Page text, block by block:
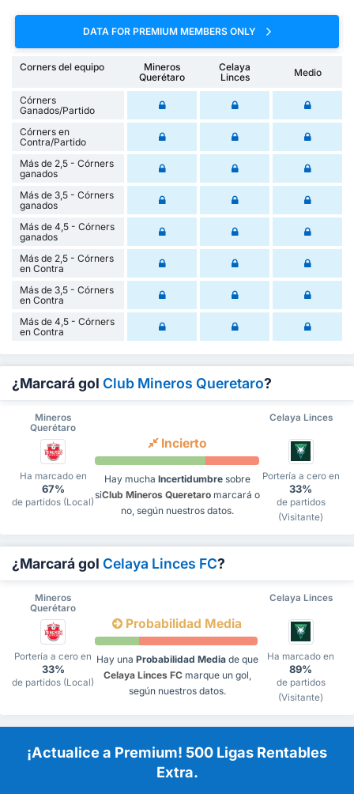
DATA FOR PREMIUM MEMBERS ONLY
Corners del equipo
Mineros
Querétaro
Celaya
Linces
Medio
Córners
Ganados/Partido
Córners en
Contra/Partido
Más de 2,5 - Córners
ganados
Más de 3,5 - Córners
ganados
Más de 4,5 - Córners
ganados
Más de 2,5 - Córners
en Contra
Más de 3,5 - Córners
en Contra
Más de 4,5 - Córners
en Contra
¿Marcará gol Club Mineros Queretaro?
Mineros
Querétaro
Celaya Linces
Ha marcado en
67%
de partidos (Local)
Incierto
Hay mucha Incertidumbresobre
siClub Mineros Queretaromarcará o
no, según nuestros datos.
Portería a cero en
33%
de partidos
(Visitante)
¿Marcará gol Celaya Linces FC?
Mineros
Querétaro
Celaya Linces
Portería a cero en
33%
de partidos (Local)
Probabilidad Media
Hay una Probabilidad Mediade que
Celaya Linces FCmarque un gol,
según nuestros datos.
Ha marcado en
89%
de partidos
(Visitante)
¡Actualice a Premium! 500 Ligas Rentables
Extra.